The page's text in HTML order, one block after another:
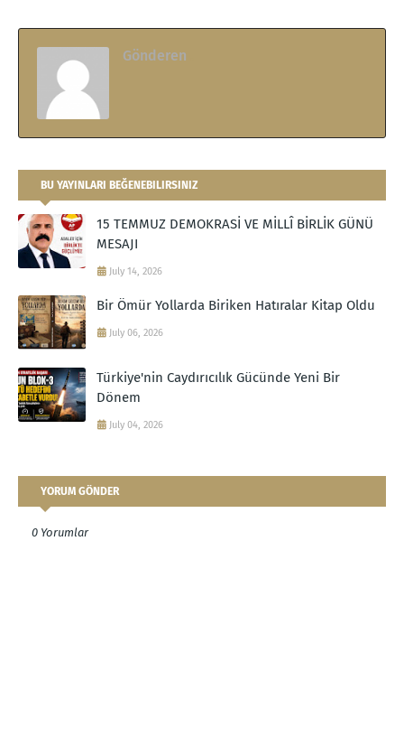
Gönderen
BU YAYINLARI BEĞENEBILIRSINIZ
15 TEMMUZ DEMOKRASİ VE MİLLÎ BİRLİK GÜNÜ
MESAJI
July 14, 2026
Bir Ömür Yollarda Biriken Hatıralar Kitap Oldu
July 06, 2026
Türkiye'nin Caydırıcılık Gücünde Yeni Bir
Dönem
July 04, 2026
YORUM GÖNDER
0 Yorumlar